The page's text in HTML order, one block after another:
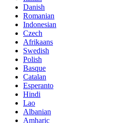
Danish
Romanian
Indonesian
Czech
Afrikaans
Swedish
Polish
Basque
Catalan
Esperanto
Hindi
Lao
Albanian
Amharic